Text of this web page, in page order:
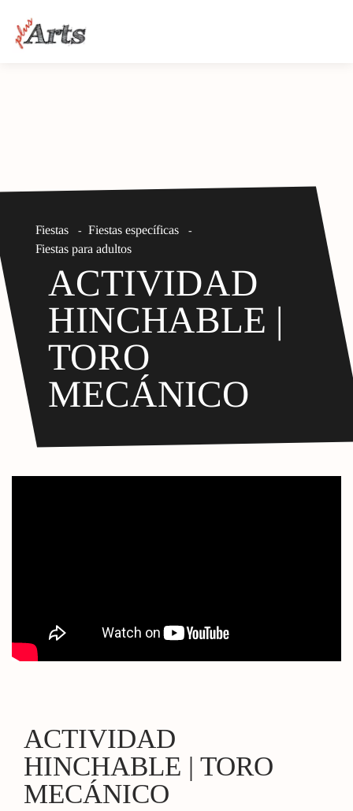
Fiestas - Fiestas específicas -
Fiestas para adultos
ACTIVIDAD
HINCHABLE |
TORO
MECÁNICO
ACTIVIDAD
HINCHABLE | TORO
MECÁNICO